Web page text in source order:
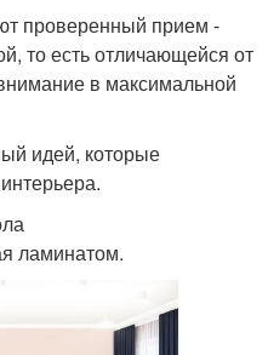
проверенный прием -
то есть отличающейся от
в максимальной
идей, которые
ламинатом.